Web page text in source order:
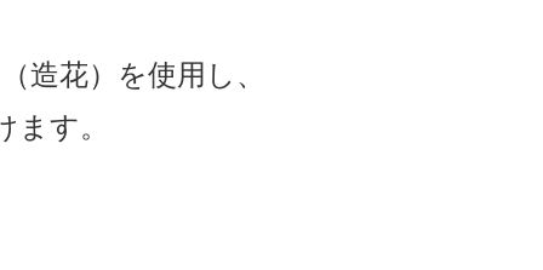
造花）を使用し、
す。